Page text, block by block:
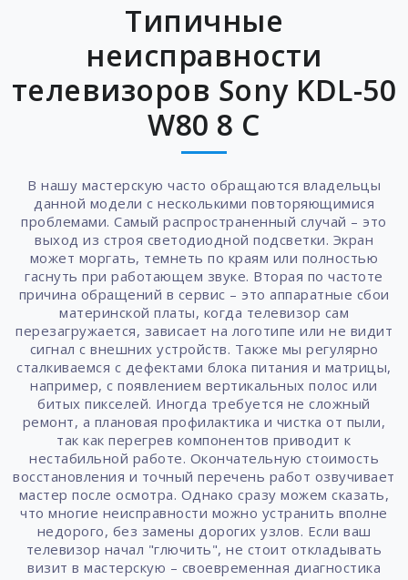
Типичные
неисправности
телевизоров Sony KDL-50
W80 8 C
В нашу мастерскую часто обращаются владельцы
данной модели с несколькими повторяющимися
проблемами. Самый распространенный случай – это
выход из строя светодиодной подсветки. Экран
может моргать, темнеть по краям или полностью
гаснуть при работающем звуке. Вторая по частоте
причина обращений в сервис – это аппаратные сбои
материнской платы, когда телевизор сам
перезагружается, зависает на логотипе или не видит
сигнал с внешних устройств. Также мы регулярно
сталкиваемся с дефектами блока питания и матрицы,
например, с появлением вертикальных полос или
битых пикселей. Иногда требуется не сложный
ремонт, а плановая профилактика и чистка от пыли,
так как перегрев компонентов приводит к
нестабильной работе. Окончательную стоимость
восстановления и точный перечень работ озвучивает
мастер после осмотра. Однако сразу можем сказать,
что многие неисправности можно устранить вполне
недорого, без замены дорогих узлов. Если ваш
телевизор начал "глючить", не стоит откладывать
визит в мастерскую – своевременная диагностика